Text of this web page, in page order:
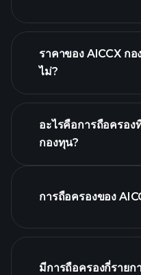
ราคาของ AICCX ก
ไม่?
อะไรคือการถือครอ
กองทุน?
การถือครองของ
มีการถือครองกี่รายก